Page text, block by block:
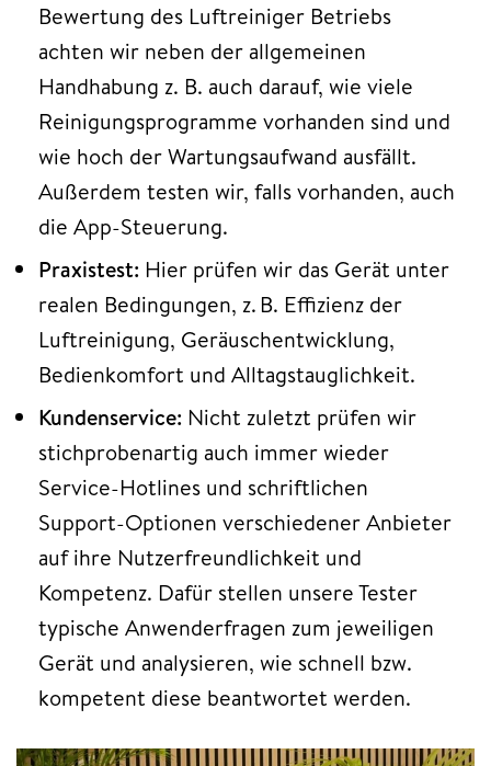
Bewertung des Luftreiniger Betriebs
achten wir neben der allgemeinen
Handhabung z. B. auch darauf, wie viele
Reinigungsprogramme vorhanden sind und
wie hoch der Wartungsaufwand ausfällt.
Außerdem testen wir, falls vorhanden, auch
die App-Steuerung.
Praxistest: Hier prüfen wir das Gerät unter
realen Bedingungen, z. B. Effizienz der
Luftreinigung, Geräuschentwicklung,
Bedienkomfort und Alltagstauglichkeit.
Kundenservice: Nicht zuletzt prüfen wir
stichprobenartig auch immer wieder
Service-Hotlines und schriftlichen
Support-Optionen verschiedener Anbieter
auf ihre Nutzerfreundlichkeit und
Kompetenz. Dafür stellen unsere Tester
typische Anwenderfragen zum jeweiligen
Gerät und analysieren, wie schnell bzw.
kompetent diese beantwortet werden.